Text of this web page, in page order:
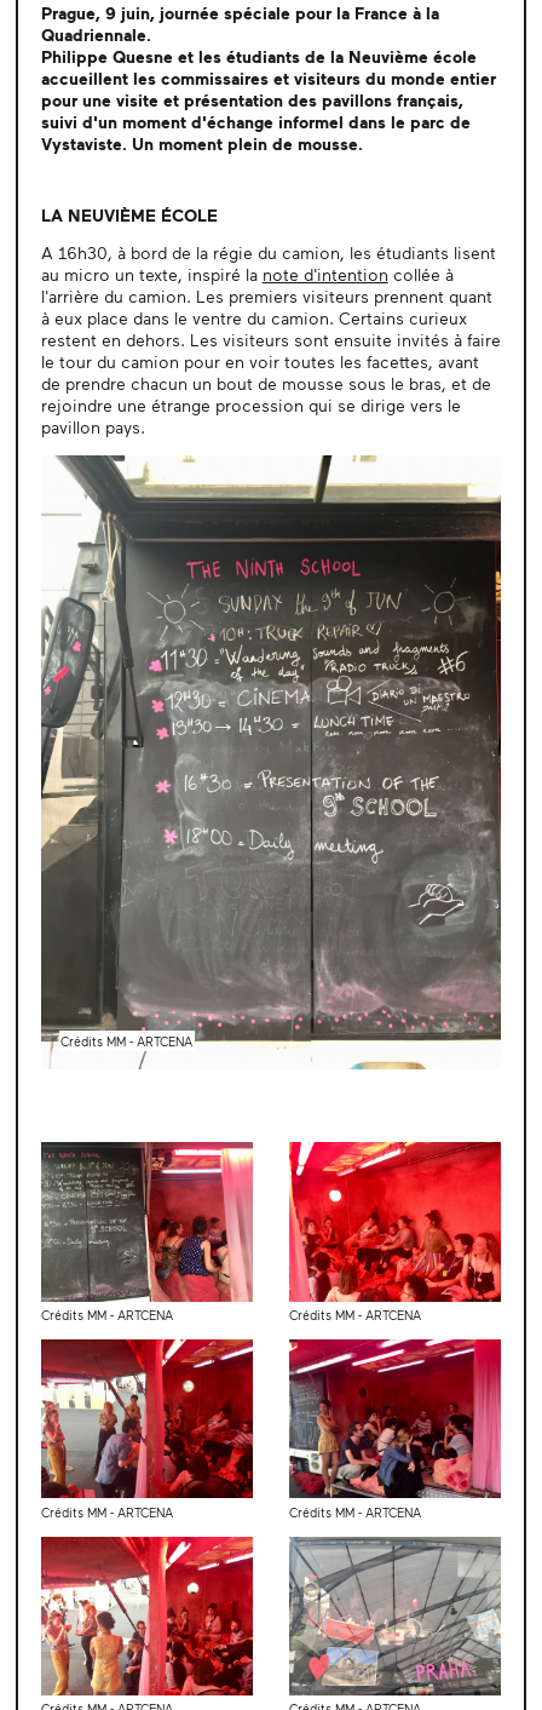
Prague, 9 juin, journée spéciale pour la France à la
Quadriennale.
Philippe Quesne et les étudiants de la Neuvième école
accueillent les commissaires et visiteurs du monde entier
pour une visite et présentation des pavillons français,
suivi d'un moment d'échange informel dans le parc de
Vystaviste. Un moment plein de mousse.
LA NEUVIÈME ÉCOLE
A 16h30, à bord de la régie du camion, les étudiants lisent
au micro un texte, inspiré la note d'intention collée à
l'arrière du camion. Les premiers visiteurs prennent quant
à eux place dans le ventre du camion. Certains curieux
restent en dehors. Les visiteurs sont ensuite invités à faire
le tour du camion pour en voir toutes les facettes, avant
de prendre chacun un bout de mousse sous le bras, et de
rejoindre une étrange procession qui se dirige vers le
pavillon pays.
Crédits MM - ARTCENA
Crédits MM - ARTCENA Crédits MM - ARTCENA
Crédits MM - ARTCENA Crédits MM - ARTCENA